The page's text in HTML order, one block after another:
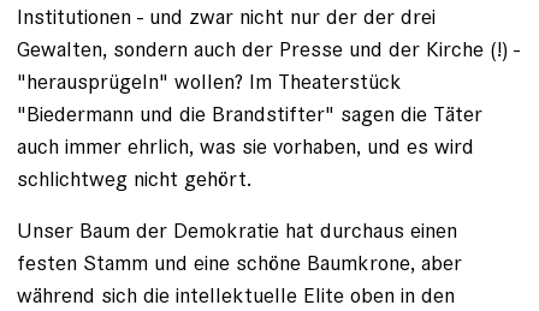
Institutionen - und zwar nicht nur der der drei
Gewalten, sondern auch der Presse und der Kirche (!) -
"herausprügeln" wollen? Im Theaterstück
"Biedermann und die Brandstifter" sagen die Täter
auch immer ehrlich, was sie vorhaben, und es wird
schlichtweg nicht gehört.
Unser Baum der Demokratie hat durchaus einen
festen Stamm und eine schöne Baumkrone, aber
während sich die intellektuelle Elite oben in den